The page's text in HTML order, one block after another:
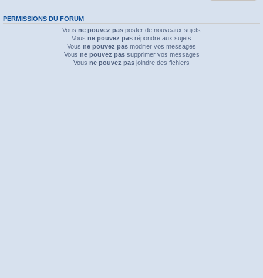
PERMISSIONS DU FORUM
Vous ne pouvez pas poster de nouveaux sujets
Vous ne pouvez pas répondre aux sujets
Vous ne pouvez pas modifier vos messages
Vous ne pouvez passupprimer vos messages
Vous ne pouvez pas joindre des fichiers